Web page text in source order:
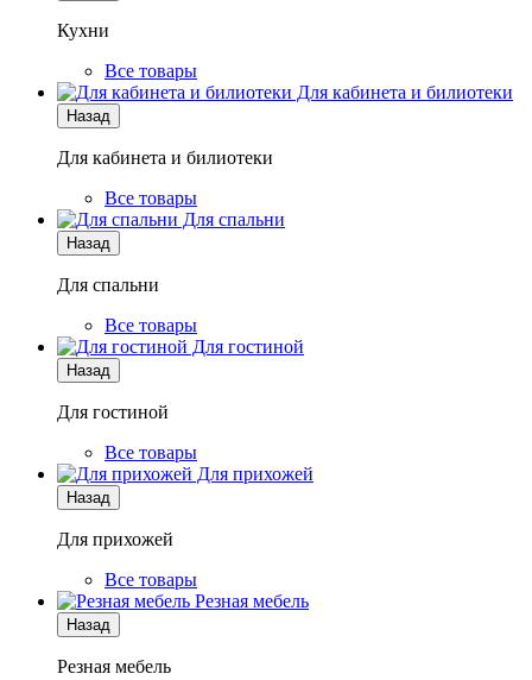
Кухни
Все товары
Для кабинета и билиотеки
Назад
Для кабинета и билиотеки
Все товары
Для спальни
Назад
Для спальни
Все товары
Для гостиной
Назад
Для гостиной
Все товары
Для прихожей
Назад
Для прихожей
Все товары
Резная мебель
Назад
Резная мебель